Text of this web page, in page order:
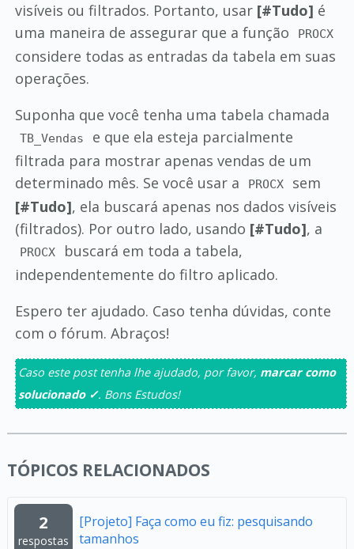
visíveis ou filtrados. Portanto, usar [#Tudo] é
uma maneira de assegurar que a função
PROCX
considere todas as entradas da tabela em suas
operações.
Suponha que você tenha uma tabela chamada
TB_Vendas
e que ela esteja parcialmente
filtrada para mostrar apenas vendas de um
determinado mês. Se você usar a
PROCX
sem
[#Tudo], ela buscará apenas nos dados visíveis
(filtrados). Por outro lado, usando [#Tudo], a
PROCX
buscará em toda a tabela,
independentemente do filtro aplicado.
Espero ter ajudado. Caso tenha dúvidas, conte
com o fórum. Abraços!
Caso este post tenha lhe ajudado, por favor, marcar como
solucionado ✓. Bons Estudos!
TÓPICOS RELACIONADOS
2
respostas
[Projeto] Faça como eu fiz: pesquisando
tamanhos